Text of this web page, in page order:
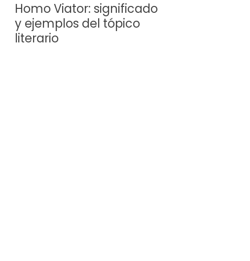
Homo Viator: significado
y ejemplos del tópico
literario